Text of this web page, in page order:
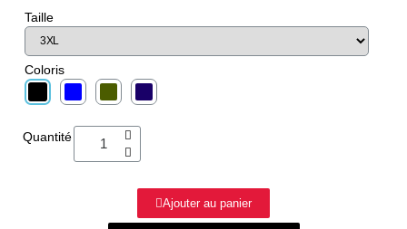
Taille
Coloris
Quantité
Ajouter au panier